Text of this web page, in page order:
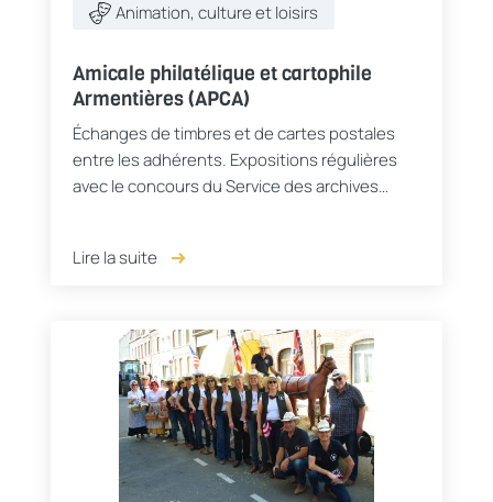
Animation, culture et loisirs
Amicale philatélique et cartophile
Armentières (APCA)
Échanges de timbres et de cartes postales
entre les adhérents. Expositions régulières
avec le concours du Service des archives
Lire la suite